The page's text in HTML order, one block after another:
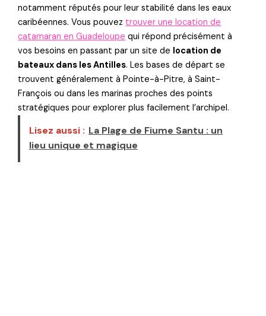
notamment réputés pour leur stabilité dans les eaux
caribéennes. Vous pouvez trouver une location de
catamaran en Guadeloupe qui répond précisément à
vos besoins en passant par un site de location de
bateaux dans les Antilles. Les bases de départ se
trouvent généralement à Pointe-à-Pitre, à Saint-
François ou dans les marinas proches des points
stratégiques pour explorer plus facilement l’archipel.
Lisez aussi : La Plage de Fiume Santu : un
lieu unique et magique